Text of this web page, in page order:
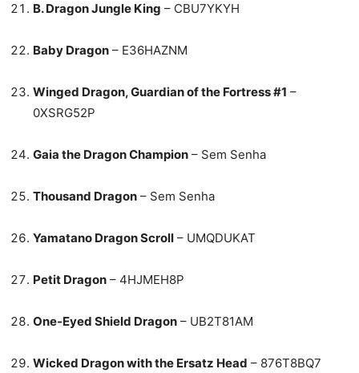
B. Dragon Jungle King – CBU7YKYH
Baby Dragon – E36HAZNM
Winged Dragon, Guardian of the Fortress #1 –
0XSRG52P
Gaia the Dragon Champion – Sem Senha
Thousand Dragon – Sem Senha
Yamatano Dragon Scroll – UMQDUKAT
Petit Dragon – 4HJMEH8P
One-Eyed Shield Dragon – UB2T81AM
Wicked Dragon with the Ersatz Head – 876T8BQ7